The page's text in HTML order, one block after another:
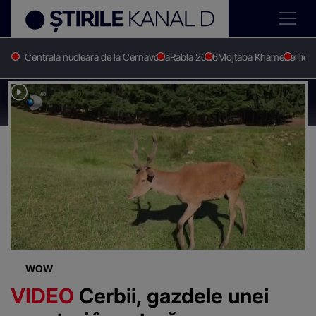
Centrala nucleara de la CernavodaRabla 2026Mojtaba KhameneiIlie
Stirile Kanal D Cerbi
Știri despre"Cerbi"
WOW
VIDEO Cerbii, gazdele unei